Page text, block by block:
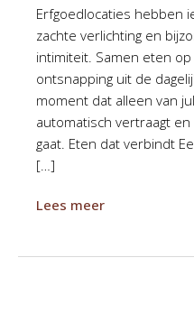
Erfgoedlocaties hebben
zachte verlichting en
intimiteit. Samen eten op
ontsnapping uit de
moment dat alleen van
automatisch vertraagt
gaat. Eten dat verbindt
[…]
Lees meer